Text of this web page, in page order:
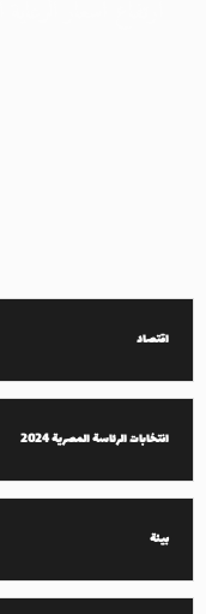
اقتصاد
انتخابات الرئاسة المصرية 2024
بيئة